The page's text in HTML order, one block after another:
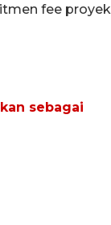
fee proyek
sebagai